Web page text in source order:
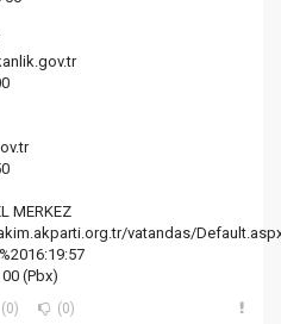
MERKEZ
vatandas/
(Pbx)
(0) (0)